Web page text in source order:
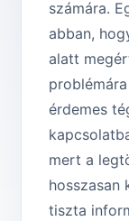
számára.
abban,
alatt
érdemes
mert a
hosszasan
tiszta